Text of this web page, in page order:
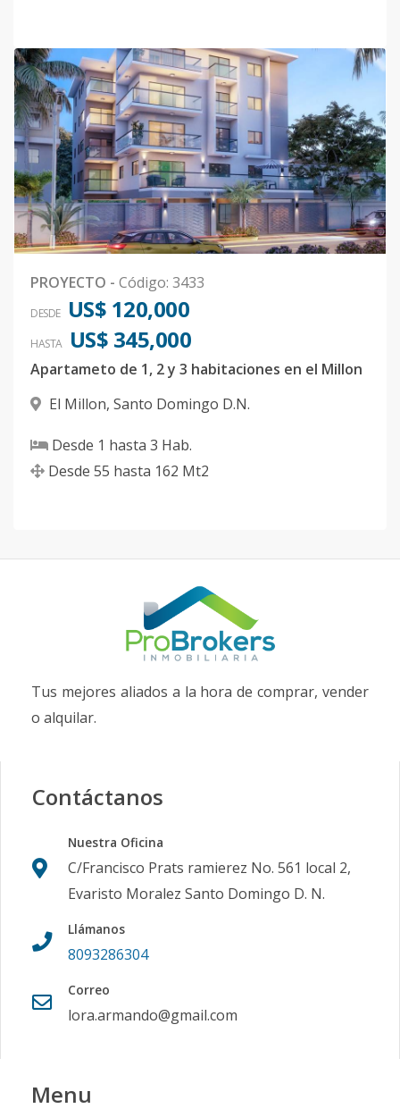
PROYECTO - Código: 3433
DESDE US$ 120,000
HASTA US$ 345,000
Apartameto de 1, 2 y 3 habitaciones en el Millon
El Millon, Santo Domingo D.N.
Desde 1 hasta 3 Hab.
Desde 55 hasta 162 Mt2
Tus mejores aliados a la hora de comprar, vender
o alquilar.
Contáctanos
Nuestra Oficina
C/Francisco Prats ramierez No. 561 local 2,
Evaristo Moralez Santo Domingo D. N.
Llámanos
8093286304
Correo
lora.armando@gmail.com
Menu